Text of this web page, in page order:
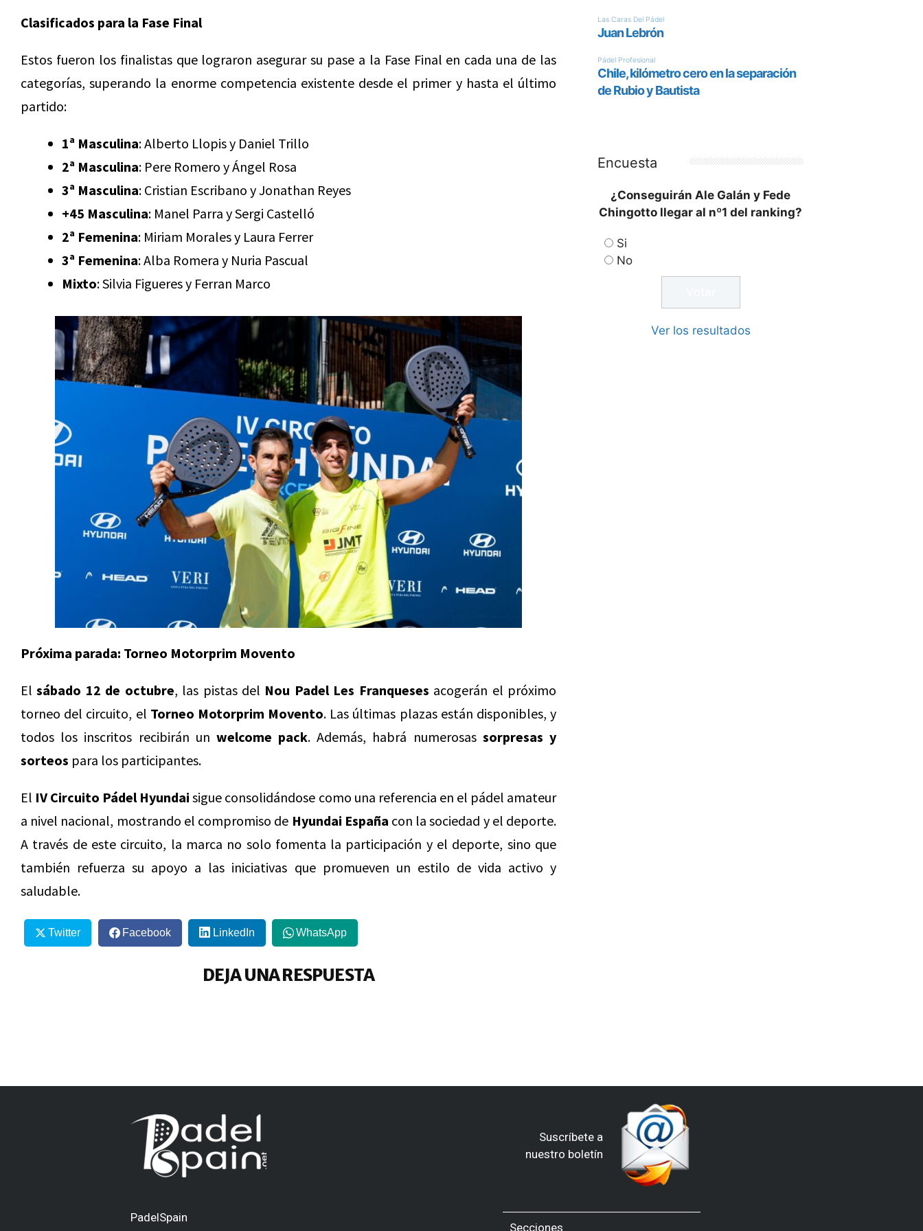
Clasificados para la Fase Final
Estos fueron los finalistas que lograron asegurar su pase a la Fase Final en cada una de las
categorías, superando la enorme competencia existente desde el primer y hasta el último
partido:
1ª Masculina: Alberto Llopis y Daniel Trillo
2ª Masculina: Pere Romero y Ángel Rosa
3ª Masculina: Cristian Escribano y Jonathan Reyes
+45 Masculina: Manel Parra y Sergi Castelló
2ª Femenina: Miriam Morales y Laura Ferrer
3ª Femenina: Alba Romera y Nuria Pascual
Mixto: Silvia Figueres y Ferran Marco
Próxima parada: Torneo Motorprim Movento
Elsábado 12 de octubre, las pistas del Nou Padel Les Franqueses acogerán el próximo
torneo del circuito, el Torneo Motorprim Movento. Las últimas plazas están disponibles, y
todos los inscritos recibirán un welcome pack. Además, habrá numerosas sorpresas y
sorteos para los participantes.
El IV Circuito Pádel Hyundai sigue consolidándose como una referencia en el pádel amateur
a nivel nacional, mostrando el compromiso de Hyundai España con la sociedad y el deporte.
A través de este circuito, la marca no solo fomenta la participación y el deporte, sino que
también refuerza su apoyo a las iniciativas que promueven un estilo de vida activo y
saludable.
Twitter Facebook LinkedIn WhatsApp
DEJA UNA RESPUESTA
Encuesta
¿Conseguirán Ale Galán y Fede
Chingotto llegar al nº1 del ranking?
Si
No
Ver los resultados
Suscríbete a
nuestro boletín
PadelSpain
Secciones